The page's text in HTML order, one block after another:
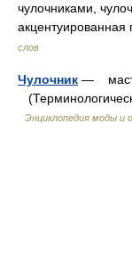
чулочниками,
слов
Чулочник —
Энциклопедия моды и